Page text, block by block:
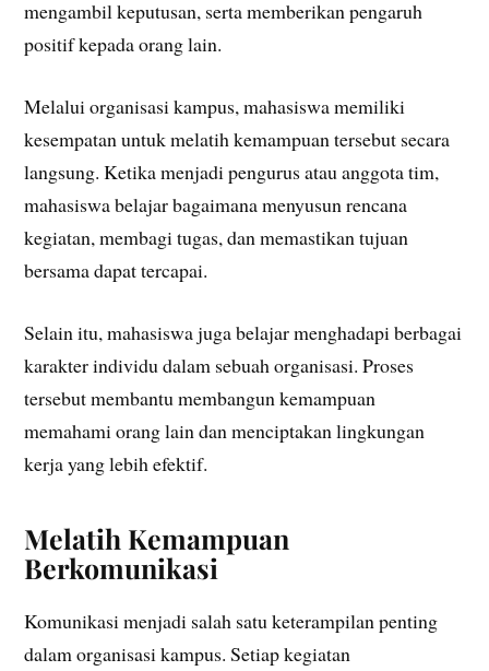
mengambil keputusan, serta memberikan pengaruh
positif kepada orang lain.
Melalui organisasi kampus, mahasiswa memiliki
kesempatan untuk melatih kemampuan tersebut secara
langsung. Ketika menjadi pengurus atau anggota tim,
mahasiswa belajar bagaimana menyusun rencana
kegiatan, membagi tugas, dan memastikan tujuan
bersama dapat tercapai.
Selain itu, mahasiswa juga belajar menghadapi berbagai
karakter individu dalam sebuah organisasi. Proses
tersebut membantu membangun kemampuan
memahami orang lain dan menciptakan lingkungan
kerja yang lebih efektif.
Melatih Kemampuan
Berkomunikasi
Komunikasi menjadi salah satu keterampilan penting
dalam organisasi kampus. Setiap kegiatan